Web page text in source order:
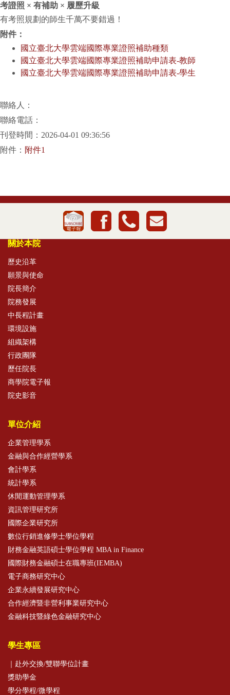
考證照 × 有補助 × 履歷升級
有考照規劃的師生千萬不要錯過！
附件：
國立臺北大學雲端國際專業證照補助種類
國立臺北大學雲端國際專業證照補助申請表-教師
國立臺北大學雲端國際專業證照補助申請表-學生
聯絡人：
聯絡電話：
刊登時間：2026-04-01 09:36:56
附件： 附件1
關於本院
歷史沿革
願景與使命
院長簡介
院務發展
中長程計畫
環境設施
組織架構
行政團隊
歷任院長
商學院電子報
院史影音
單位介紹
企業管理學系
金融與合作經營學系
會計學系
統計學系
休閒運動管理學系
資訊管理研究所
國際企業研究所
數位行銷進修學士學位學程
財務金融英語碩士學位學程 MBA in Finance
國際財務金融碩士在職專班(IEMBA)
電子商務研究中心
企業永續發展研究中心
合作經濟暨非營利事業研究中心
金融科技暨綠色金融研究中心
學生專區
｜赴外交換/雙聯學位計畫
獎助學金
學分學程/微學程